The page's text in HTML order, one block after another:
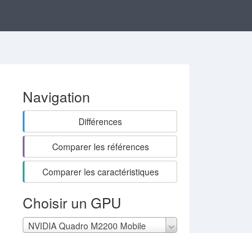
Navigation
Différences
Comparer les références
Comparer les caractéristiques
Choisir un GPU
NVIDIA Quadro M2200 Mobile